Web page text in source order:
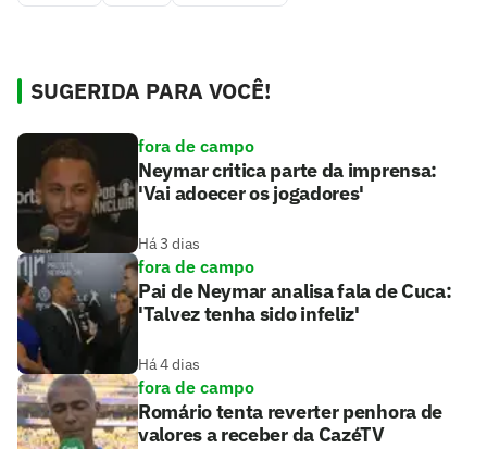
SUGERIDA PARA VOCÊ!
fora de campo
Neymar critica parte da imprensa:
'Vai adoecer os jogadores'
Há 3 dias
fora de campo
Pai de Neymar analisa fala de Cuca:
'Talvez tenha sido infeliz'
Há 4 dias
fora de campo
Romário tenta reverter penhora de
valores a receber da CazéTV